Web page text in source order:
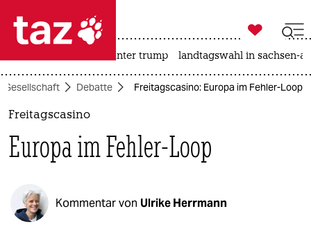
 taz zahl ich
taz zahl ich
themen
politik
öko
gesellschaft

taz zahl ich
usa unter trump landtagswahl in sachsen-
Gesellschaft Debatte Freitagscasino: Europa im Fehler-Loop
Freitagscasino
Europa im Fehler-Loop
Kommentar von Ulrike Herrmann